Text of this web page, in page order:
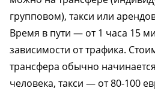
групповом), такси или
Время в пути — от 1 часа 15
зависимости от трафика.
трансфера обычно
человека, такси — от 80-100